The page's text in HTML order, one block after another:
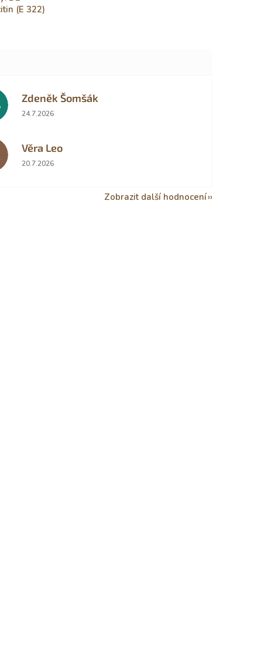
(E 322)
Zdeněk Šomšák
Hodnocení obchodu je 5 z 5 hvězdiček.
24.7.2026
Věra Leo
Hodnocení obchodu je 5 z 5 hvězdiček.
20.7.2026
Zobrazit další hodnocení